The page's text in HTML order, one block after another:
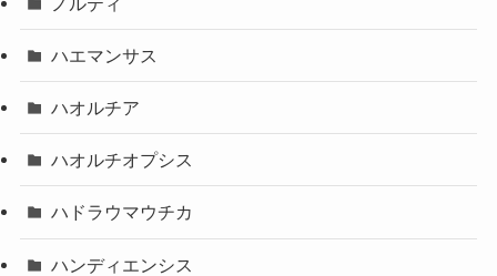
ハエマンサス
ハオルチア
ハオルチオプシス
ハドラウマウチカ
ハンディエンシス